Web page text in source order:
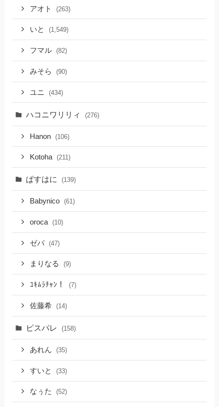
アオト (263)
いと (1,549)
フマル (82)
みそら (90)
ユニ (434)
ハコニワリリィ (276)
Hanon (106)
Kotoha (211)
ぱすはに (139)
Babynico (61)
oroca (10)
ゼパ (47)
まりなる (9)
ﾕｷﾑﾗﾁｬﾝ！ (7)
佐藤希 (14)
ピスパレ (158)
あれん (35)
すいと (33)
なぅた (52)